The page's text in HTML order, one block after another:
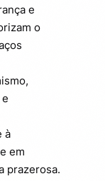
e
o
à
em
prazerosa.